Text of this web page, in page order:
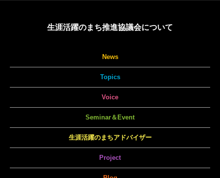
生涯活躍のまち推進協議会について
News
Topics
Voice
Seminar＆Event
生涯活躍のまちアドバイザー
Project